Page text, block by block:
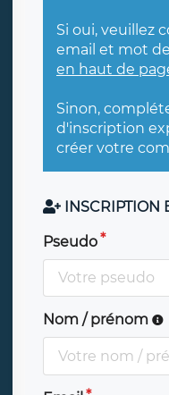
Si oui, veuillez
email et mot
en haut de
Sinon,
d'inscription
créer votre
INSCRIPTION
Pseudo
Nom / prénom